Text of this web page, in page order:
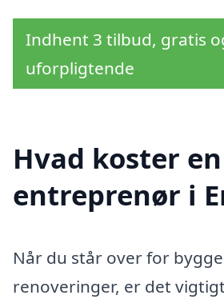
Indhent 3 tilbud, gratis
uforpligtende
Hvad koster en
entreprenør i
Når du står over for
renoveringer, er det